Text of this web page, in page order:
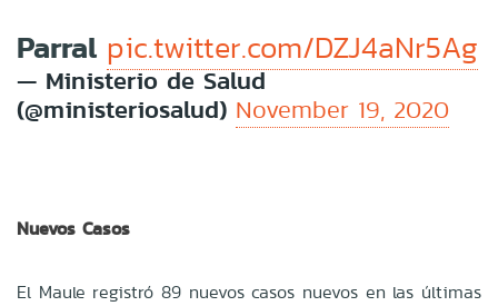
Parral pic.twitter.com/DZJ4aNr5Ag
— Ministerio de Salud
(@ministeriosalud) November 19, 2020
Nuevos Casos
El Maule registró 89 nuevos casos nuevos en las últimas